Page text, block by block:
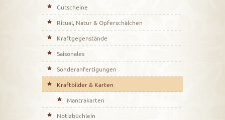
Gutscheine
Ritual, Natur & Opferschälchen
Kraftgegenstände
Saisonales
Sonderanfertigungen
Kraftbilder & Karten
Mantrakarten
Notizbüchlein